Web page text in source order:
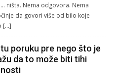
ništa. Nema odgovora. Nema
da govori više od bilo koje
[…]
poruku pre nego što je
da to može biti tihi